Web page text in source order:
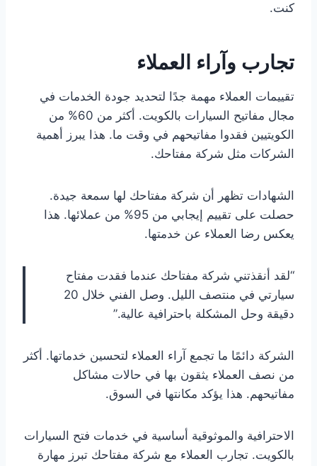
كنت.
تجارب وآراء العملاء
تقييمات العملاء مهمة جدًا لتحديد جودة الخدمات في
مجال مفاتيح السيارات بالكويت. أكثر من 60% من
الكويتيين فقدوا مفاتيحهم في وقت ما. هذا يبرز أهمية
الشركات مثل شركة مفتاحك.
الشهادات تظهر أن شركة مفتاحك لها سمعة جيدة.
حصلت على تقييم إيجابي من 95% من عملائها. هذا
يعكس رضا العملاء عن خدمتها.
“لقد أنقذتني شركة مفتاحك عندما فقدت مفتاح
سيارتي في منتصف الليل. وصل الفني خلال 20
دقيقة وحل المشكلة باحترافية عالية.”
الشركة دائمًا ما تجمع آراء العملاء لتحسين خدماتها. أكثر
من نصف العملاء يثقون بها في حالات مشاكل
مفاتيحهم. هذا يؤكد مكانتها في السوق.
الاحترافية والموثوقية أساسية في خدمات فتح السيارات
بالكويت. تجارب العملاء مع شركة مفتاحك تبرز مهارة